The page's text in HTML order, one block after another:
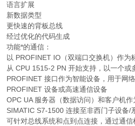
语言扩展
新数据类型
更快速的背板总线
经过优化的代码生成
功能*的通信：
以 PROFINET IO（双端口交换机）作为
从 CPU 1515-2 PN 开始支持，以一个或
PROFINET 接口作为智能设备，用于网
PROFINET 设备或高速通信设备
OPC UA 服务器（数据访问）和客户机
SIMATIC S7-1500 连接至非西门子设备/
可针对总线系统和点到点连接，通过通信